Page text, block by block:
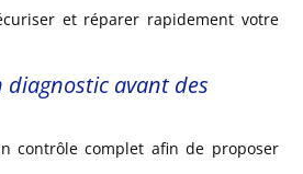
et réparer rapidement votre
avant des
contrôle complet afin de proposer